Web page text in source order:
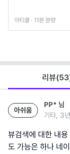
아티클 · 11분 분량
리뷰(53
아쉬움
PP* 님
기타, 3
뷰검색에 대한 내
도 가능은 하나 네